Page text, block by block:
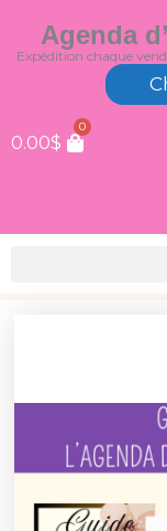
au
Agenda
Expédition chaque
0.00$
0